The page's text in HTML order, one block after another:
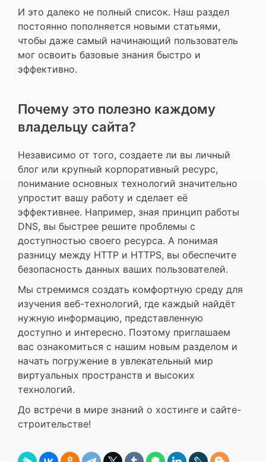
И это далеко не полный список. Наш раздел
постоянно пополняется новыми статьями,
чтобы даже самый начинающий пользователь
мог освоить базовые знания быстро и
эффективно.
Почему это полезно каждому
владельцу сайта?
Независимо от того, создаете ли вы личный
блог или крупный корпоративный ресурс,
понимание основных технологий значительно
упростит вашу работу и сделает её
эффективнее. Например, зная принцип работы
DNS, вы быстрее решите проблемы с
доступностью своего ресурса. А понимая
разницу между HTTP и HTTPS, вы обеспечите
безопасность данных ваших пользователей.
Мы стремимся создать комфортную среду для
изучения веб-технологий, где каждый найдёт
нужную информацию, представленную
доступно и интересно. Поэтому приглашаем
вас ознакомиться с нашим новым разделом и
начать погружение в увлекательный мир
виртуальных пространств и высоких
технологий.
До встречи в мире знаний о хостинге и сайте-
строительстве!